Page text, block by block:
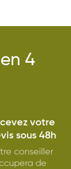
4
votre
sous 48h
conseiller
de